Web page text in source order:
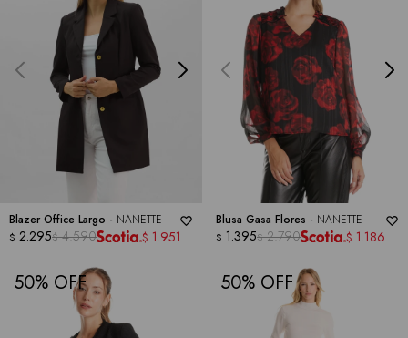
Blazer Office Largo - NANETTE
$ 2.295$ 4.590 $ 1.951
Blusa Gasa Flores - NANETTE
$ 1.395$ 2.790 $ 1.186
50 50